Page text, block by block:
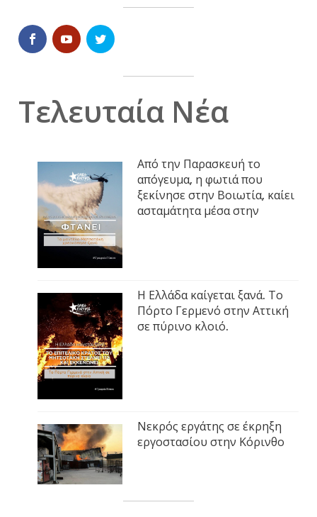
Τελευταία Νέα
Από την Παρασκευή το
απόγευμα, η φωτιά που
ξεκίνησε στην Βοιωτία, καίει
ασταμάτητα μέσα στην
Η Ελλάδα καίγεται ξανά. Το
Πόρτο Γερμενό στην Αττική
σε πύρινο κλοιό.
Νεκρός εργάτης σε έκρηξη
εργοστασίου στην Κόρινθο